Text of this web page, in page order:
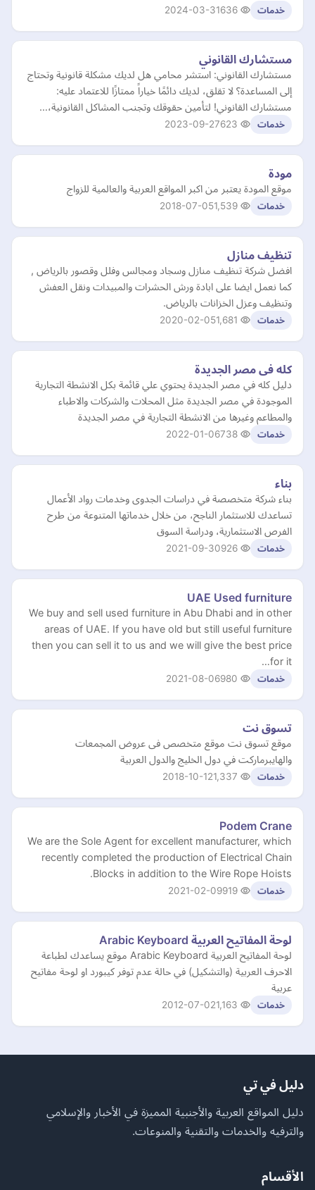
خدمات 2024-03-31
مستشارك القانوني
مستشارك القانوني: استشر محامي هل لديك مشكلة قانونية وتحتاج
إلى المساعدة؟ لا تقلق، لديك دائمًا خياراً ممتازًا للاعتماد عليه:
مستشارك القانوني! لتأمين حقوقك وتجنب المشاكل القانونية،…
خدمات 2023-09-27
مودة
موقع المودة يعتبر من اكبر المواقع العربية والعالمية للزواج
خدمات 2018-07-05
تنظيف منازل
افضل شركة تنظيف منازل وسجاد ومجالس وفلل وقصور بالرياض ,
كما نعمل ايضا على ابادة ورش الحشرات والمبيدات ونقل العفش
وتنظيف وعزل الخزانات بالرياض.
خدمات 2020-02-05
كله فى مصر الجديدة
دليل كله في مصر الجديدة يحتوي علي قائمة بكل الانشطة التجارية
الموجودة في مصر الجديدة مثل المحلات والشركات والاطباء
والمطاعم وغيرها من الانشطة التجارية في مصر الجديدة
خدمات 2022-01-06
بناء
بناء شركة متخصصة في دراسات الجدوى وخدمات رواد الأعمال
تساعدك للاستثمار الناجح، من خلال خدماتها المتنوعة من طرح
الفرص الاستثمارية، ودراسة السوق
خدمات 2021-09-30
UAE Used furniture
We buy and sell used furniture in Abu Dhabi and in other
areas of UAE. If you have old but still useful furniture
then you can sell it to us and we will give the best price
for it…
خدمات 2021-08-06
تسوق نت
موقع تسوق نت موقع متخصص فى عروض المجمعات
والهايبرماركت في دول الخليج والدول العربية
خدمات 2018-10-12
Podem Crane
We are the Sole Agent for excellent manufacturer, which
recently completed the production of Electrical Chain
Blocks in addition to the Wire Rope Hoists.
خدمات 2021-02-09
لوحة المفاتيح العربية Arabic Keyboard
لوحة المفاتيح العربية Arabic Keyboard موقع يساعدك لطباعة
الاحرف العربية (والتشكيل) في حالة عدم توفر كيبورد او لوحة مفاتيح
عربية
خدمات 2012-07-02
دليل في تي
دليل المواقع العربية والأجنبية المميزة في الأخبار والإسلامي
والترفيه والخدمات والتقنية والمنوعات.
الأقسام